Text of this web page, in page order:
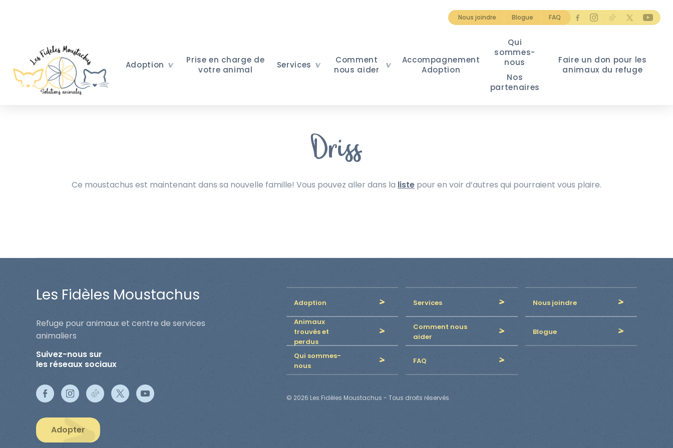
Nous joindre Blogue FAQ
Adoption
Prise en charge de
votre animal
Services
Comment
nous aider
Accompagnement
Adoption
Qui
sommes-
nous
Nos
partenaires
Faire un don pour les
animaux du refuge
Driss
Ce moustachus est maintenant dans sa nouvelle famille! Vous pouvez aller dans la liste pour en voir d’autres qui pourraient vous plaire.
Les Fidèles Moustachus
Refuge pour animaux et centre de services
animaliers
Suivez-nous sur
les réseaux sociaux
Adopter
Adoption Services
Nous joindre
Animaux
trouvés et
perdus
Comment nous
aider
Blogue
Qui sommes-
nous
FAQ
© 2026 Les Fidèles Moustachus - Tous droits réservés.